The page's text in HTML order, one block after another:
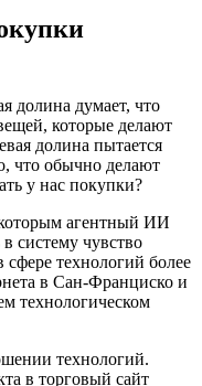
долина думает, что
которые делают
долина пытается
что обычно делают
у нас покупки?
агентный ИИ
систему чувство
технологий более
в Сан-Франциско и
технологическом
технологий.
в торговый сайт